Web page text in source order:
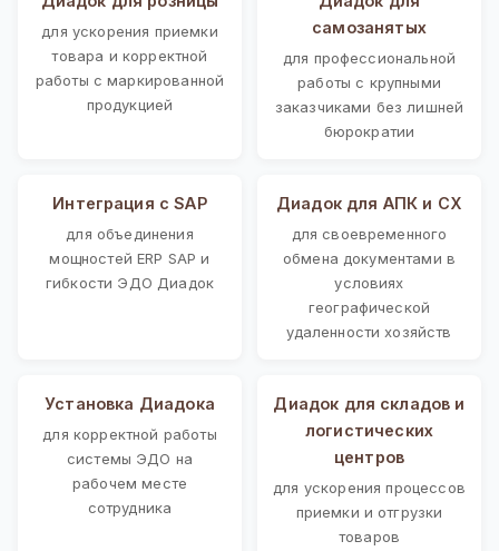
для ускорения приемки
товара и корректной
работы с маркированной
продукцией
самозанятых
для профессиональной
работы с крупными
заказчиками без лишней
бюрократии
Интеграция с SAP
для объединения
мощностей ERP SAP и
гибкости ЭДО Диадок
Диадок для АПК и СХ
для своевременного
обмена документами в
условиях
географической
удаленности хозяйств
Установка Диадока
для корректной работы
системы ЭДО на
рабочем месте
сотрудника
Диадок для складов и
логистических
центров
для ускорения процессов
приемки и отгрузки
товаров